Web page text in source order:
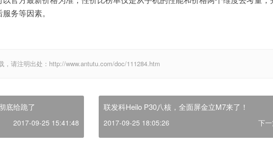
务等因素。
，请注明出处：http://www.antutu.com/doc/111284.htm
底给跪了
2017-09-25 15:41:48
联发科Heilo P30八核，全面屏金立M7来了！
2017-09-25 18:05:26 下